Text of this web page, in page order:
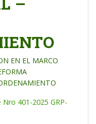
EN EL MARCO
401-2025 GRP-